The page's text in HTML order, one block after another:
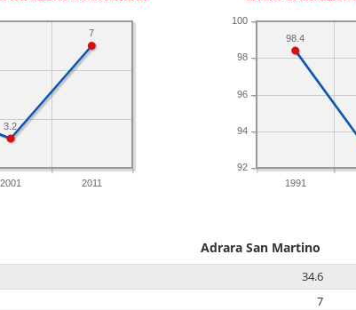
2001 2011
7
3.2
1991
92
94
96
98
100
98.4
Adrara San Martino
34.6
7